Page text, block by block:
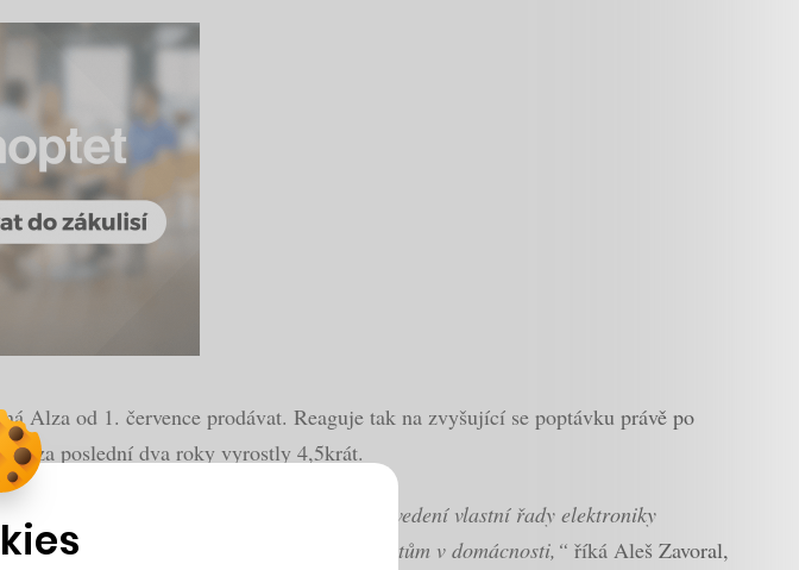
Alza od 1. července prodávat. Reaguje tak na zvyšující se poptávku právě po
za poslední dva roky vyrostly 4,5krát.
ekologii v každodenním životě. Po uvedení vlastní řady elektroniky
která patří k nejpoužívanějším produktům v domácnosti,“ říká Aleš Zavoral,